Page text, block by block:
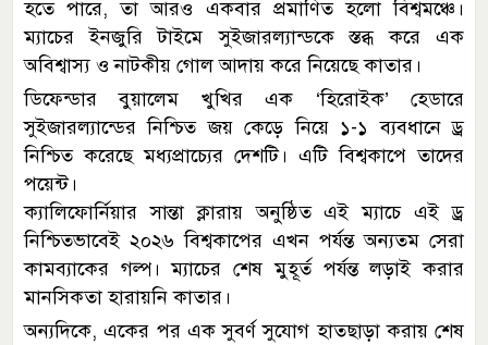
হতে পারে, তা আরও একবার প্রমাণিত হলো বিশ্বমঞ্চে।
ম্যাচের ইনজুরি টাইমে সুইজারল্যান্ডকে স্তব্ধ করে এক
অবিশ্বাস্য ও নাটকীয় গোল আদায় করে নিয়েছে কাতার।
ডিফেন্ডার বুয়ালেম খুখির এক ‘হিরোইক’ হেডারে
সুইজারল্যান্ডের নিশ্চিত জয় কেড়ে নিয়ে ১-১ ব্যবধানে ড্র
নিশ্চিত করেছে মধ্যপ্রাচ্যের দেশটি। এটি বিশ্বকাপে তাদের
পয়েন্ট।
ক্যালিফোর্নিয়ার সান্তা ক্লারায় অনুষ্ঠিত এই ম্যাচে এই ড্র
নিশ্চিতভাবেই ২০২৬ বিশ্বকাপের এখন পর্যন্ত অন্যতম সেরা
কামব্যাকের গল্প। ম্যাচের শেষ মুহূর্ত পর্যন্ত লড়াই করার
মানসিকতা হারায়নি কাতার।
অন্যদিকে, একের পর এক সুবর্ণ সুযোগ হাতছাড়া করায় শেষ